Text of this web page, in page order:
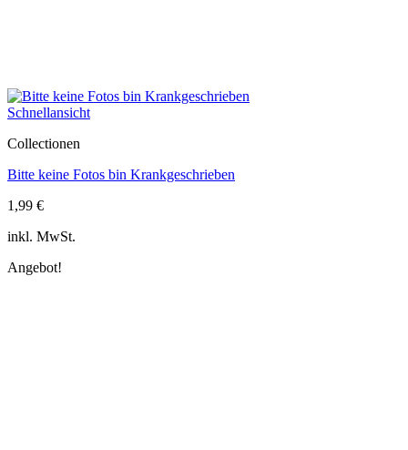
Schnellansicht
Collectionen
Bitte keine Fotos bin Krankgeschrieben
1,99 €
inkl. MwSt.
Angebot!